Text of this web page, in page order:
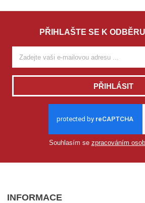
PŘIHLAŠTE SE K
PŘIHLÁSIT
Souhlasím se zpracováním
INFORMACE